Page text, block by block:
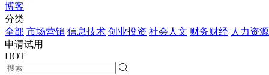
博客
分类
全部 市场营销 信息技术 创业投资 社会人文 财务财经 人力资源
申请试用
HOT